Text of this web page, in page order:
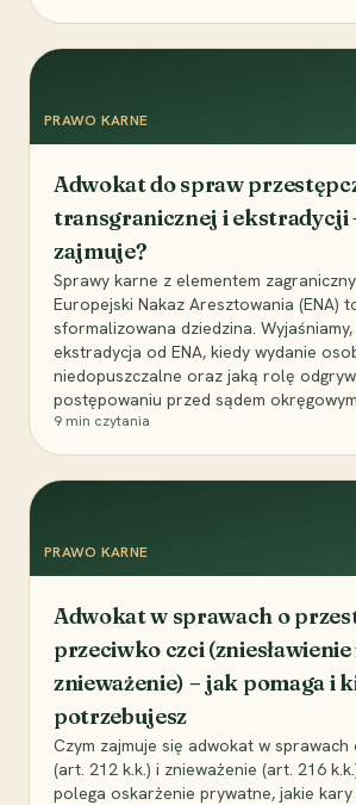
PRAWO KARNE
Adwokat do spraw
transgranicznej i ekstradycji
zajmuje?
Sprawy karne z elementem
Europejski Nakaz Aresztowania (ENA)
sformalizowana dziedzina.
ekstradycja od ENA, kiedy wydanie
niedopuszczalne oraz jaką rolę
postępowaniu przed sądem
9 min czytania
PRAWO KARNE
Adwokat w sprawach o
przeciwko czci (zniesławienie
znieważenie) – jak pomaga i
potrzebujesz
Czym zajmuje się adwokat w sprawach
(art. 212 k.k.) i znieważenie (art. 216
polega oskarżenie prywatne, jakie